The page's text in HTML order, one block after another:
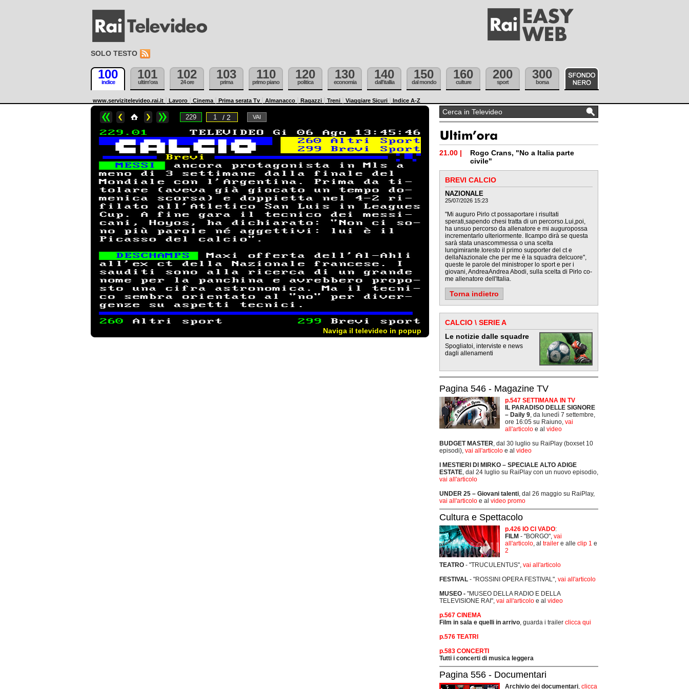
SOLO TESTO
100
indice
101
ultim'ora
102
24 ore
103
prima
110
primo piano
120
politica
130
economia
140
dall'itallia
150
dal mondo
160
culture
200
sport
300
borsa
www.servizitelevideo.rai.it Lavoro Cinema Prima serata Tv Almanacco Ragazzi Treni Viaggiare Sicuri Indice A-Z
/ 2
Naviga il televideo in popup
21.00 |
Rogo Crans, "No a Italia parte
civile"
BREVI CALCIO
NAZIONALE
25/07/2026 15:23
"Mi auguro Pirlo ct possaportare i risultati
sperati,sapendo chesi tratta di un percorso.Lui,poi,
ha unsuo percorso da allenatore e mi auguropossa
incrementarlo ulteriormente. Ilcampo dirà se questa
sarà stata unascommessa o una scelta
lungimirante.Ioresto il primo supporter del ct e
dellaNazionale che per me è la squadra delcuore",
queste le parole del ministroper lo sport e per i
giovani, AndreaAndrea Abodi, sulla scelta di Pirlo co-
me allenatore dell'Italia.
Torna indietro
CALCIO \ SERIE A
Le notizie dalle squadre
Spogliatoi, interviste e news
dagli allenamenti
Pagina 546 - Magazine TV
p.547 SETTIMANA IN TV
IL PARADISO DELLE SIGNORE
– Daily 9 , da lunedì 7 settembre,
ore 16:05 su Raiuno, vai
all'articolo e al video
BUDGET MASTER , dal 30 luglio su RaiPlay (boxset 10
episodi), vai all'articolo e al video
I MESTIERI DI MIRKO – SPECIALE ALTO ADIGE
ESTATE , dal 24 luglio su RaiPlay con un nuovo episodio,
vai all'articolo
UNDER 25 – Giovani talenti , dal 26 maggio su RaiPlay,
vai all'articolo e al video promo
Cultura e Spettacolo
p.426 IO CI VADO:
FILM - "BORGO", vai
all'articolo , al trailer e alle clip 1 e
2
TEATRO - "TRUCULENTUS", vai all'articolo
FESTIVAL - "ROSSINI OPERA FESTIVAL", vai all'articolo
MUSEO - "MUSEO DELLA RADIO E DELLA
TELEVISIONE RAI", vai all'articolo e al video
p.567 CINEMA
Film in sala e quelli in arrivo , guarda i trailer clicca qui
p.576 TEATRI
p.583 CONCERTI
Tutti i concerti di musica leggera
Pagina 556 - Documentari
Archivio dei documentari clicca